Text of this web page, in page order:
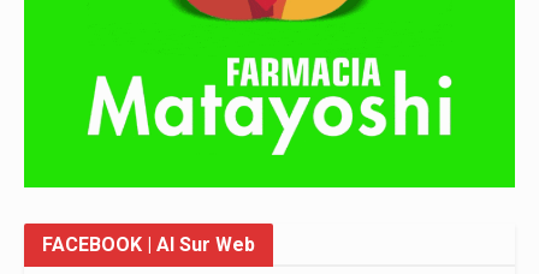
FACEBOOK | Al Sur Web